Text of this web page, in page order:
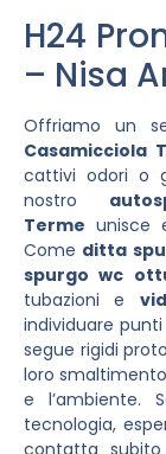
H24
– Nisa
Offriamo un
Casamicciola
cattivi odori o
nostro
Terme unisce
Come ditta
spurgo wc
tubazioni e
individuare
segue rigidi
loro
e l’ambiente.
tecnologia,
contatta